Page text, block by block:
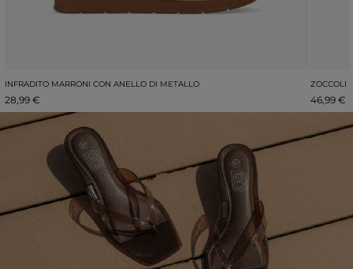
INFRADITO MARRONI CON ANELLO DI METALLO
28,99 €
ZOCCOLI
46,99 €